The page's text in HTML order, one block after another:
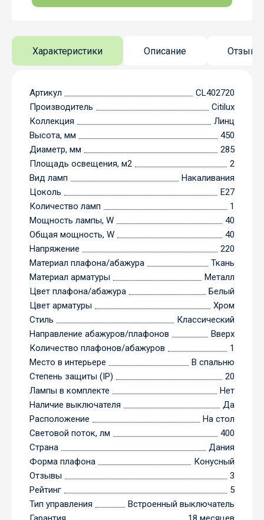
Характеристики Описание Отзывы
Артикул
CL402720
Производитель
Citilux
Коллекция
Линц
Высота, мм
450
Диаметр, мм
285
Площадь освещения, м2
2
Вид ламп
Накаливания
Цоколь
E27
Количество ламп
1
Мощность лампы, W
40
Общая мощность, W
40
Напряжение
220
Материал плафона/абажура
Ткань
Материал арматуры
Металл
Цвет плафона/абажура
Белый
Цвет арматуры
Хром
Стиль
Классический
Направление абажуров/плафонов
Вверх
Количество плафонов/абажуров
1
Место в интерьере
В спальню
Степень защиты (IP)
20
Лампы в комплекте
Нет
Наличие выключателя
Да
Расположение
На стол
Световой поток, лм
400
Страна
Дания
Форма плафона
Конусный
Отзывы
3
Рейтинг
5
Тип управления
Встроенный выключатель